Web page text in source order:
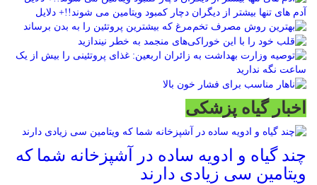
آدم های تنها بیشتر از دیگران دچار کمبود ویتامین می شوند!!+ دلایل
اخبار گیاه پزشکی
چند گیاه و ادویه ساده در آشپزخانه شما که
ویتامین سی زیادی دارند